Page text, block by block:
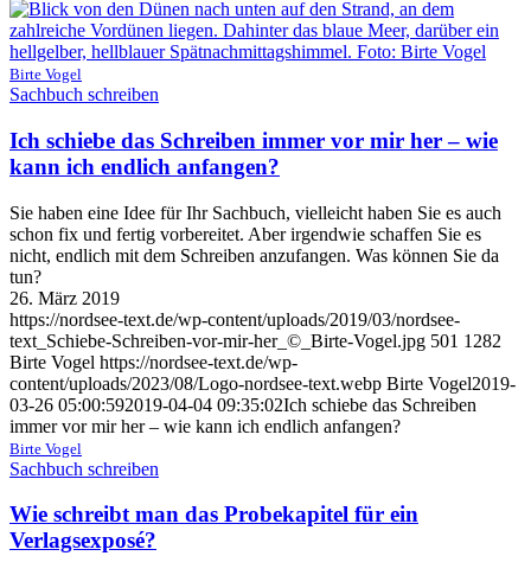
Birte Vogel
Sachbuch schreiben
Ich schiebe das Schreiben immer vor mir her – wie
kann ich endlich anfangen?
Sie haben eine Idee für Ihr Sachbuch, vielleicht haben Sie es auch
schon fix und fertig vorbereitet. Aber irgendwie schaffen Sie es
nicht, endlich mit dem Schreiben anzufangen. Was können Sie da
tun?
26. März 2019
https://nordsee-text.de/wp-content/uploads/2019/03/nordsee-
text_Schiebe-Schreiben-vor-mir-her_©_Birte-Vogel.jpg 501 1282
Birte Vogel https://nordsee-text.de/wp-
content/uploads/2023/08/Logo-nordsee-text.webp Birte Vogel2019-
03-26 05:00:592019-04-04 09:35:02Ich schiebe das Schreiben
immer vor mir her – wie kann ich endlich anfangen?
Birte Vogel
Sachbuch schreiben
Wie schreibt man das Probekapitel für ein
Verlagsexposé?